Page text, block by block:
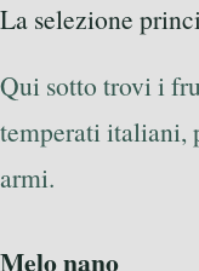
La selezione
Qui sotto trovi i
temperati italiani,
armi.
Melo nano